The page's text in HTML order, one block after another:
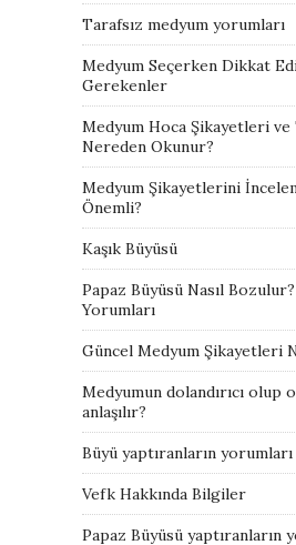
Tarafsız medyum yorumları
Medyum Seçerken Dikkat
Gerekenler
Medyum Hoca Şikayetleri
Nereden Okunur?
Medyum Şikayetlerini
Önemli?
Kaşık Büyüsü
Papaz Büyüsü Nasıl
Yorumları
Güncel Medyum Şikayetleri
Medyumun dolandırıcı olup
anlaşılır?
Büyü yaptıranların yorumları
Vefk Hakkında Bilgiler
Papaz Büyüsü yaptıranların